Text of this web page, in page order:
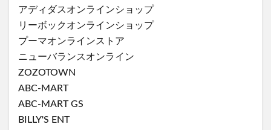
アディダスオンラインショップ
リーボックオンラインショップ
プーマオンラインストア
ニューバランスオンライン
ZOZOTOWN
ABC-MART
ABC-MART GS
BILLY'S ENT